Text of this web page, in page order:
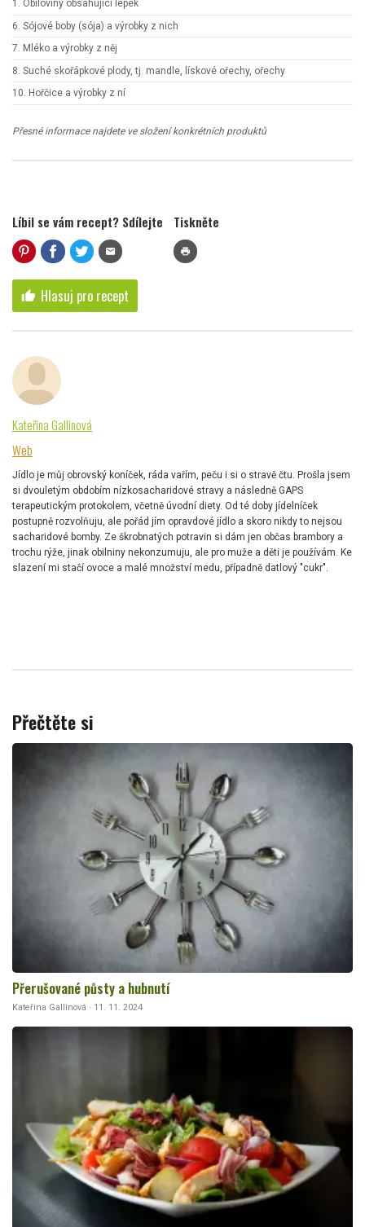
1. Obiloviny obsahující lepek
6. Sójové boby (sója) a výrobky z nich
7. Mléko a výrobky z něj
8. Suché skořápkové plody, tj. mandle, lískové ořechy, ořechy
10. Hořčice a výrobky z ní
Přesné informace najdete ve složení konkrétních produktů
Líbil se vám recept? Sdílejte
mail
Tiskněte
print
thumb_up Hlasuj pro recept
Kateřina Gallinová
Web
Jídlo je můj obrovský koníček, ráda vařím, peču i si o stravě čtu. Prošla jsem
si dvouletým obdobím nízkosacharidové stravy a následně GAPS
terapeutickým protokolem, včetně úvodní diety. Od té doby jídelníček
postupně rozvolňuju, ale pořád jím opravdové jídlo a skoro nikdy to nejsou
sacharidové bomby. Ze škrobnatých potravin si dám jen občas brambory a
trochu rýže, jinak obilniny nekonzumuju, ale pro muže a děti je používám. Ke
slazení mi stačí ovoce a malé množství medu, případně datlový "cukr".
Přečtěte si
Přerušované půsty a hubnutí
Kateřina Gallinová · 11. 11. 2024